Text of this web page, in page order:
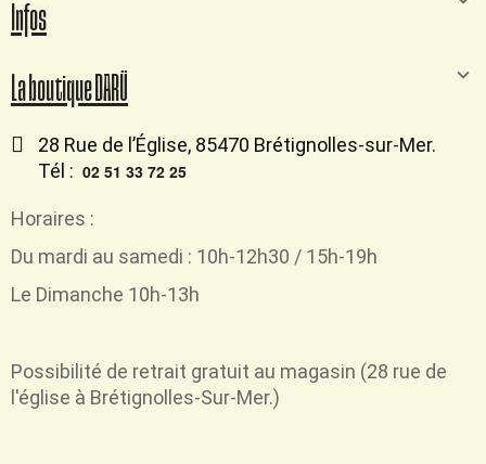
Infos
La boutique DARÜ
28 Rue de l’Église, 85470 Brétignolles-sur-Mer.
Tél : 02 51 33 72 25
Horaires :
Du mardi au samedi : 10h-12h30 / 15h-19h
Le Dimanche 10h-13h
Possibilité de retrait gratuit au magasin (28 rue de
l'église à Brétignolles-Sur-Mer.)